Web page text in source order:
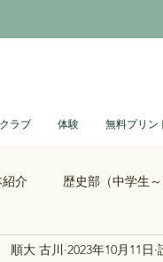
ラブ 体験 無料プリン
介 歴史部（中学生～
べらぼう 光る君へ
順大 古川 2023年10月11日